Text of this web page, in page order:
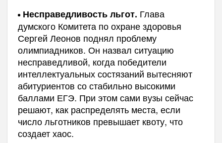
Несправедливость льгот. Глава
думского Комитета по охране здоровья
Сергей Леонов поднял проблему
олимпиадников. Он назвал ситуацию
несправедливой, когда победители
интеллектуальных состязаний вытесняют
абитуриентов со стабильно высокими
баллами ЕГЭ. При этом сами вузы сейчас
решают, как распределять места, если
число льготников превышает квоту, что
создает хаос.